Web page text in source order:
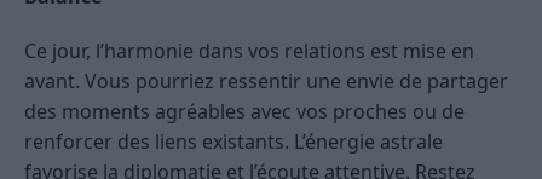
Ce jour, l’harmonie dans vos relations est mise en
avant. Vous pourriez ressentir une envie de partager
des moments agréables avec vos proches ou de
renforcer des liens existants. L’énergie astrale
favorise la diplomatie et l’écoute attentive. Restez